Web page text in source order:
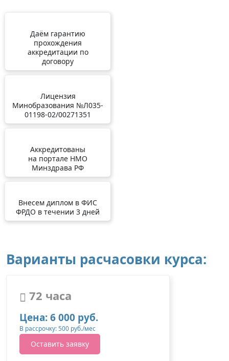
Даём гарантию
прохождения
аккредитации по
договору
Лицензия
Минобразования №Л035-
01198-02/00271351
Аккредитованы
на портале НМО
Минздрава РФ
Внесем диплом в ФИС
ФРДО в течении 3 дней
Варианты расчасовки курса:
72 часа
Цена: 6 000 руб.
В рассрочку: 500 руб./мес
Оставить заявку